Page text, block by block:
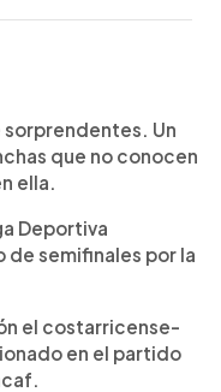
sorprendentes. Un
que no conocen
ella.
Deportiva
de semifinales por la
el costarricense-
en el partido